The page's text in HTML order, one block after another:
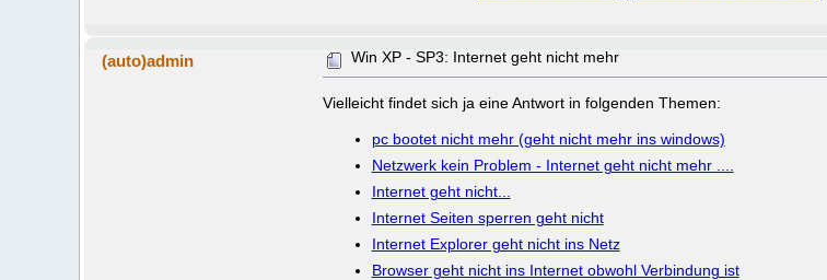
(auto)admin Win XP - SP3: Internet geht nicht mehr
Vielleicht findet sich ja eine Antwort in folgenden Themen:
pc bootet nicht mehr (geht nicht mehr ins windows)
Netzwerk kein Problem - Internet geht nicht mehr ....
Internet geht nicht...
Internet Seiten sperren geht nicht
Internet Explorer geht nicht ins Netz
Browser geht nicht ins Internet obwohl Verbindung ist